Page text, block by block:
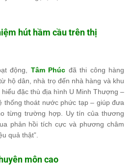
hút hầm cầu trên thị
động, Tâm Phúc đã thi công hàng
hộ dân, nhà trọ đến nhà hàng và khu
đặc thù địa hình U Minh Thượng –
thống thoát nước phức tạp – giúp đưa
từng trường hợp. Uy tín của thương
phản hồi tích cực và phương châm
quả thật”.
môn cao